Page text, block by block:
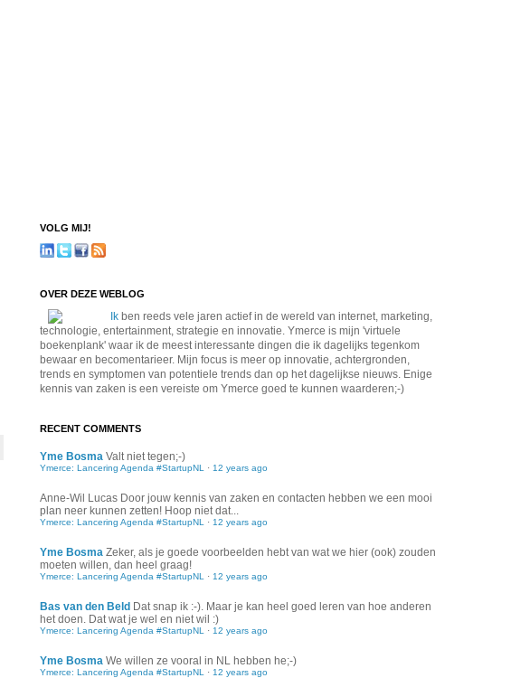
VOLG MIJ!
OVER DEZE WEBLOG
Ik ben reeds vele jaren actief in de wereld van internet, marketing,
technologie, entertainment, strategie en innovatie. Ymerce is mijn 'virtuele
boekenplank' waar ik de meest interessante dingen die ik dagelijks tegenkom
bewaar en becomentarieer. Mijn focus is meer op innovatie, achtergronden,
trends en symptomen van potentiele trends dan op het dagelijkse nieuws. Enige
kennis van zaken is een vereiste om Ymerce goed te kunnen waarderen;-)
RECENT COMMENTS
Yme Bosma Valt niet tegen;-)
Ymerce: Lancering Agenda #StartupNL · 12 years ago
Anne-Wil Lucas Door jouw kennis van zaken en contacten hebben we een mooi
plan neer kunnen zetten! Hoop niet dat...
Ymerce: Lancering Agenda #StartupNL · 12 years ago
Yme Bosma Zeker, als je goede voorbeelden hebt van wat we hier (ook) zouden
moeten willen, dan heel graag!
Ymerce: Lancering Agenda #StartupNL · 12 years ago
Bas van den Beld Dat snap ik :-). Maar je kan heel goed leren van hoe anderen
het doen. Dat wat je wel en niet wil :)
Ymerce: Lancering Agenda #StartupNL · 12 years ago
Yme Bosma We willen ze vooral in NL hebben he;-)
Ymerce: Lancering Agenda #StartupNL · 12 years ago